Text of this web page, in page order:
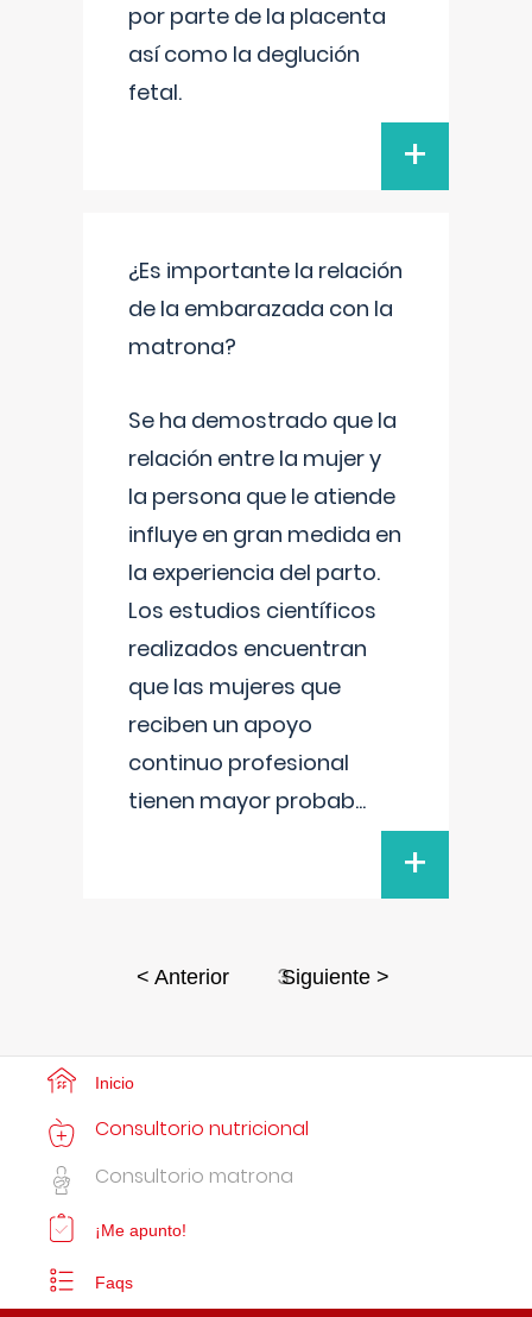
por parte de la placenta
así como la deglución
fetal.
+
¿Es importante la relación
de la embarazada con la
matrona?
Se ha demostrado que la
relación entre la mujer y
la persona que le atiende
influye en gran medida en
la experiencia del parto.
Los estudios científicos
realizados encuentran
que las mujeres que
reciben un apoyo
continuo profesional
tienen mayor probab...
+
< Anterior 3Siguiente >
Inicio
Consultorio nutricional
Consultorio matrona
¡Me apunto!
Faqs